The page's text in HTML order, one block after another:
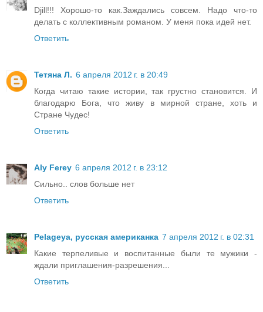
Djill!!! Хорошо-то как.Заждались совсем. Надо что-то
делать с коллективным романом. У меня пока идей нет.
Ответить
Тетяна Л. 6 апреля 2012 г. в 20:49
Когда читаю такие истории, так грустно становится. И
благодарю Бога, что живу в мирной стране, хоть и
Стране Чудес!
Ответить
Aly Ferey 6 апреля 2012 г. в 23:12
Сильно.. слов больше нет
Ответить
Pelageya, русская американка 7 апреля 2012 г. в 02:31
Какие терпеливые и воспитанные были те мужики -
ждали приглашения-разрешения...
Ответить